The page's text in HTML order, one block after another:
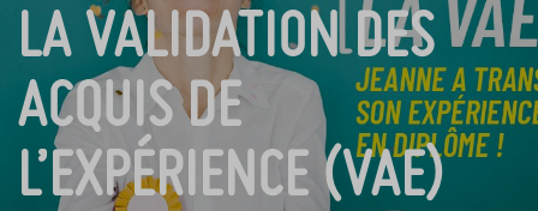
LA VALIDATION DES
ACQUIS DE
L’EXPÉRIENCE (VAE)